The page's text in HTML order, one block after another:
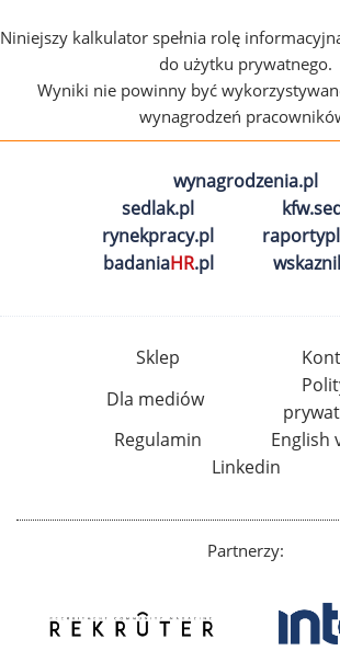
Niniejszy kalkulator spełnia rolę
do użytku prywatnego.
Wyniki nie powinny być
wynagrodzeń
wynagrodzenia.pl
sedlak.pl
rynekpracy.pl
badaniaHR.pl
Sklep
Dla mediów
Regulamin
English
Linkedin
Partnerzy: